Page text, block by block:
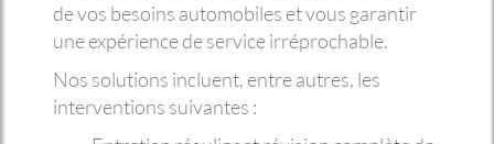
de vos besoins automobiles et vous garantir
une expérience de service irréprochable.
Nos solutions incluent, entre autres, les
interventions suivantes :